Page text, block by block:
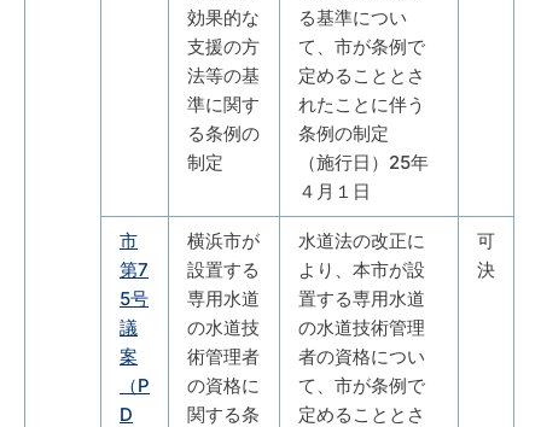
効果的な
支援の方
法等の基
準に関す
る条例の
制定
る基準につい
て、市が条例で
定めることとさ
れたことに伴う
条例の制定
（施行日）25年
４月１日
市
第7
5号
議
案
（P
D
横浜市が
設置する
専用水道
の水道技
術管理者
の資格に
関する条
水道法の改正に
より、本市が設
置する専用水道
の水道技術管理
者の資格につい
て、市が条例で
定めることとさ
可
決